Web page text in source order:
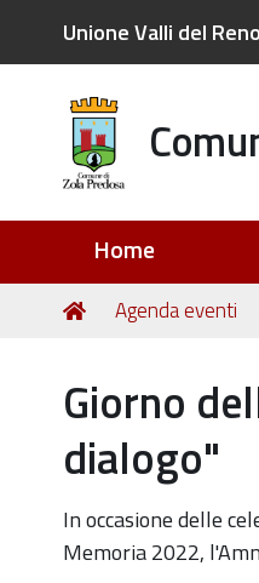
Unione Valli del
Home
Tu
Home
Agenda eventi
Giorno
dialogo"
https://
della-
In occasione delle
Memoria 2022,